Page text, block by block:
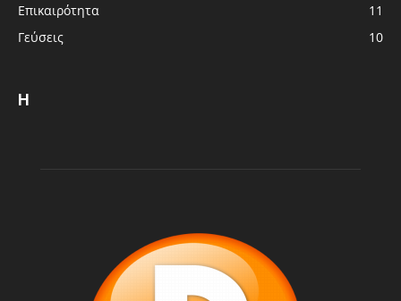
Επικαιρότητα
11
Γεύσεις
10
Η